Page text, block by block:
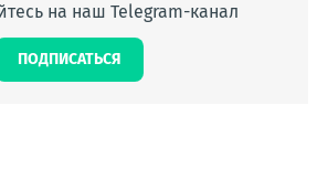
на наш Telegram-канал
ПОДПИСАТЬСЯ